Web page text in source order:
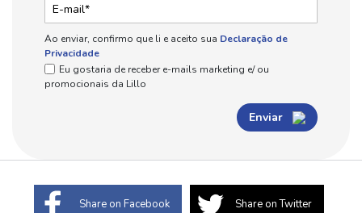
Ao enviar, confirmo que li e aceito sua Declaração de
Privacidade
Eu gostaria de receber e-mails marketing e/ ou
promocionais da Lillo
Enviar
Share on Facebook Share on Twitter